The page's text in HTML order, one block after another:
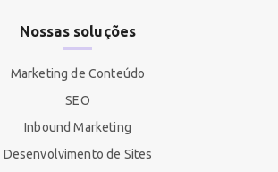
Nossas soluções
Marketing de Conteúdo
SEO
Inbound Marketing
Desenvolvimento de Sites